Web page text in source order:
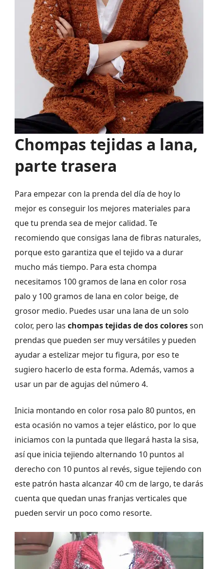
Chompas tejidas a lana,
parte trasera
Para empezar con la prenda del día de hoy lo
mejor es conseguir los mejores materiales para
que tu prenda sea de mejor calidad. Te
recomiendo que consigas lana de fibras naturales,
porque esto garantiza que el tejido va a durar
mucho más tiempo. Para esta chompa
necesitamos 100 gramos de lana en color rosa
palo y 100 gramos de lana en color beige, de
grosor medio. Puedes usar una lana de un solo
color, pero las chompas tejidas de dos coloresson
prendas que pueden ser muy versátiles y pueden
ayudar a estelizar mejor tu figura, por eso te
sugiero hacerlo de esta forma. Además, vamos a
usar un par de agujas del número 4.
Inicia montando en color rosa palo 80 puntos, en
esta ocasión no vamos a tejer elástico, por lo que
iniciamos con la puntada que llegará hasta la sisa,
así que inicia tejiendo alternando 10 puntos al
derecho con 10 puntos al revés, sigue tejiendo con
este patrón hasta alcanzar 40 cm de largo, te darás
cuenta que quedan unas franjas verticales que
pueden servir un poco como resorte.